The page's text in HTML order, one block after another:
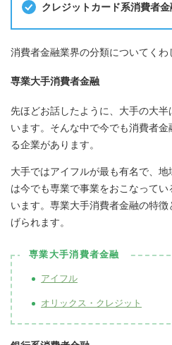
クレジットカード系消費者金
消費者金融業界の分類についてくわ
専業大手消費者金融
先ほどお話したように、大手の大
います。そんな中で今でも消費者
る企業があります。
大手ではアイフルが最も有名で、
は今でも専業で事業をおこなって
います。専業大手消費者金融の特
げられます。
専業大手消費者金融
アイフル
オリックス・クレジット